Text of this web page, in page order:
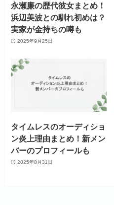
永瀬廉の歴代彼女まとめ！
浜辺美波との馴れ初めは？
実家が金持ちの噂も
2025年9月25日
タイムレスのオーディショ
ン炎上理由まとめ！新メン
バーのプロフィールも
2025年8月31日